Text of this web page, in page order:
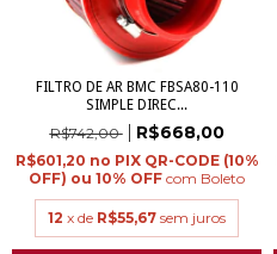
FILTRO DE AR BMC FBSA80-110
SIMPLE DIREC...
R$742,00 R$668,00
R$601,20
com Boleto
12 x de R$55,67 sem juros